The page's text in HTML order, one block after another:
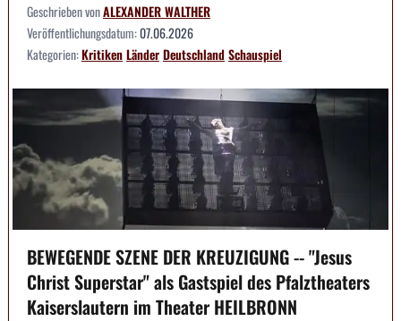
Geschrieben vonALEXANDER WALTHER
Veröffentlichungsdatum:07.06.2026
Kategorien:KritikenLänderDeutschlandSchauspiel
BEWEGENDE SZENE DER KREUZIGUNG -- "Jesus
Christ Superstar" als Gastspiel des Pfalztheaters
Kaiserslautern im Theater HEILBRONN